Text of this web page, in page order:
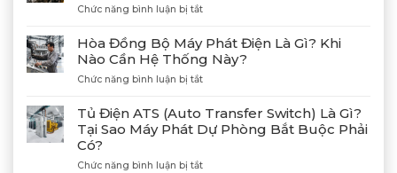
Cảng
Nối
Tác
Cùng
Tân
Giám
Mitsubishi
Heavy
Industries
Khẳng
Chức năng bình luận bị tắtở
Dẫn
Xả
Gió
(Air)
Phát
Bị
Dầu
Hòa Đồng Bộ Máy Phát Điện Là Gì? Khi
Nào Cần Hệ Thống Này?
Chức năng bình luận bị tắtở
Đồng
Bộ
Máy
Điện
Tủ Điện ATS (Auto Transfer Switch) Là Gì?
Tại Sao Máy Phát Dự Phòng Bắt Buộc Phải
Có?
Chức năng bình luận bị tắtở